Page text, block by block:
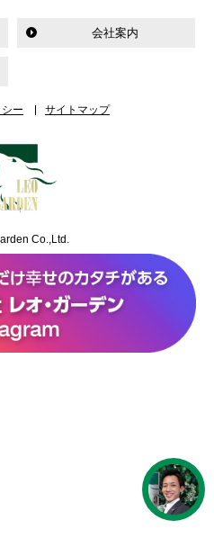
会社案内
ー サイトマップ
Co.,Ltd.